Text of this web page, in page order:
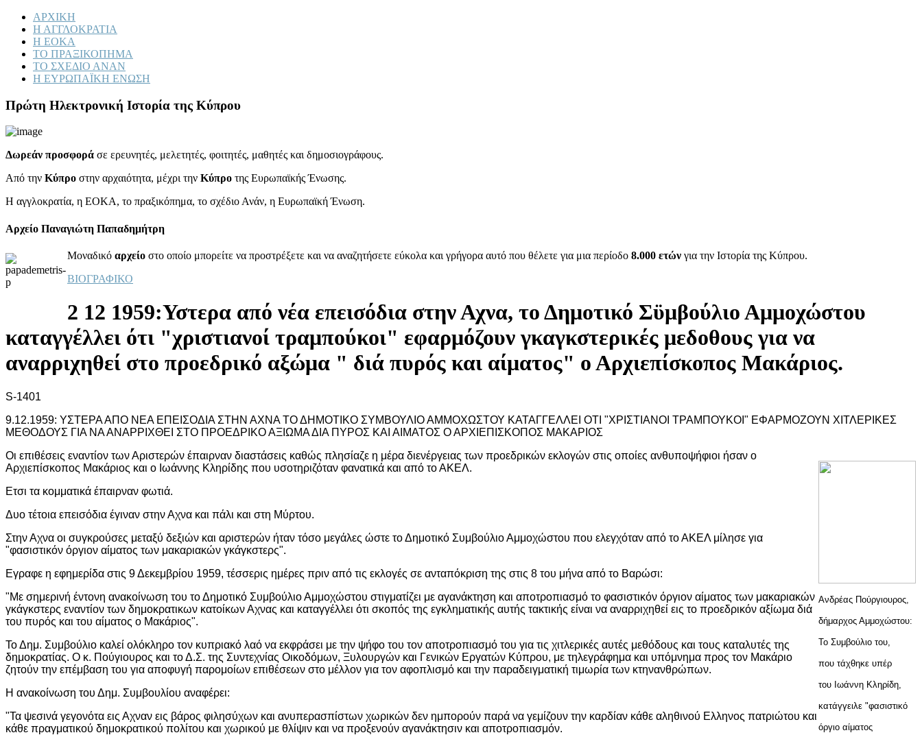
ΑΡΧΙΚΗ
Η ΑΓΓΛΟΚΡΑΤΙΑ
Η ΕΟΚΑ
ΤΟ ΠΡΑΞΙΚΟΠΗΜΑ
ΤΟ ΣΧΕΔΙΟ ΑΝΑΝ
Η ΕΥΡΩΠΑΪΚΗ ΕΝΩΣΗ
Πρώτη Ηλεκτρονική Ιστορία της Κύπρου
Δωρεάν προσφορά σε ερευνητές, μελετητές, φοιτητές, μαθητές και δημοσιογράφους.
Από την Κύπρο στην αρχαιότητα, μέχρι την Κύπρο της Ευρωπαϊκής Ένωσης.
Η αγγλοκρατία, η ΕΟΚΑ, το πραξικόπημα, το σχέδιο Ανάν, η Ευρωπαϊκή Ένωση.
Αρχείο Παναγιώτη Παπαδημήτρη
Μοναδικό αρχείο στο οποίο μπορείτε να προστρέξετε και να αναζητήσετε εύκολα και γρήγορα αυτό που θέλετε για μια περίοδο 8.000 ετών για την Ιστορία της Κύπρου.
ΒΙΟΓΡΑΦΙΚΟ
2 12 1959:Υστερα από νέα επεισόδια στην Αχνα, το Δημοτικό Σϋμβούλιο Αμμοχώστου
καταγγέλλει ότι "χριστιανοί τραμπούκοι" εφαρμόζουν γκαγκστερικές μεδοθους για να
αναρριχηθεί στο προεδρικό αξώμα " διά πυρός και αίματος" ο Αρχιεπίσκοπος Μακάριος.
S-1401
9.12.1959: ΥΣΤΕΡΑ ΑΠΟ ΝΕΑ ΕΠΕΙΣΟΔΙΑ ΣΤΗΝ ΑΧΝΑ ΤΟ ΔΗΜΟΤΙΚΟ ΣΥΜΒΟΥΛΙΟ ΑΜΜΟΧΩΣΤΟΥ ΚΑΤΑΓΓΕΛΛΕΙ ΟΤΙ "ΧΡΙΣΤΙΑΝΟΙ ΤΡΑΜΠΟΥΚΟΙ" ΕΦΑΡΜΟΖΟΥΝ ΧΙΤΛΕΡΙΚΕΣ
ΜΕΘΟΔΟΥΣ ΓΙΑ ΝΑ ΑΝΑΡΡΙΧΘΕΙ ΣΤΟ ΠΡΟΕΔΡΙΚΟ ΑΞΙΩΜΑ ΔΙΑ ΠΥΡΟΣ ΚΑΙ ΑΙΜΑΤΟΣ Ο ΑΡΧΙΕΠΙΣΚΟΠΟΣ ΜΑΚΑΡΙΟΣ
Ανδρέας Πούργιουρος,
δήμαρχος Αμμοχώστου:
Το Συμβούλιο του,
που τάχθηκε υπέρ
του Ιωάννη Κληρίδη,
κατάγγειλε "φασιστικό
όργιο αίματος
Οι επιθέσεις εναντίον των Αριστερών έπαιρναν διαστάσεις καθώς πλησίαζε η μέρα διενέργειας των προεδρικών εκλογών στις οποίες ανθυποψήφιοι ήσαν ο
Αρχιεπίσκοπος Μακάριος και ο Ιωάννης Κληρίδης που υσοτηριζόταν φανατικά και από το ΑΚΕΛ.
Ετσι τα κομματικά έπαιρναν φωτιά.
Δυο τέτοια επεισόδια έγιναν στην Αχνα και πάλι και στη Μύρτου.
Στην Αχνα οι συγκρούσες μεταξύ δεξιών και αριστερών ήταν τόσο μεγάλες ώστε το Δημοτικό Συμβούλιο Αμμοχώστου που ελεγχόταν από το ΑΚΕΛ μίλησε για
"φασιστικόν όργιον αίματος των μακαριακών γκάγκστερς".
Εγραφε η εφημερίδα στις 9 Δεκεμβρίου 1959, τέσσερις ημέρες πριν από τις εκλογές σε ανταπόκριση της στις 8 του μήνα από το Βαρώσι:
"Με σημερινή έντονη ανακοίνωση του το Δημοτικό Συμβούλιο Αμμοχώστου στιγματίζει με αγανάκτηση και αποτροπιασμό το φασιστικόν όργιον αίματος των μακαριακών
γκάγκστερς εναντίον των δημοκρατικων κατοίκων Αχνας και καταγγέλλει ότι σκοπός της εγκληματικής αυτής τακτικής είναι να αναρριχηθεί εις το προεδρικόν αξίωμα διά
του πυρός και του αίματος ο Μακάριος".
Το Δημ. Συμβούλιο καλεί ολόκληρο τον κυπριακό λαό να εκφράσει με την ψήφο του τον αποτροπιασμό του για τις χιτλερικές αυτές μεθόδους και τους καταλυτές της
δημοκρατίας. Ο κ. Πούγιουρος και το Δ.Σ. της Συντεχνίας Οικοδόμων, Ξυλουργών και Γενικών Εργατών Κύπρου, με τηλεγράφημα και υπόμνημα προς τον Μακάριο
ζητούν την επέμβαση του για αποφυγή παρομοίων επιθέσεων στο μέλλον για τον αφοπλισμό και την παραδειγματική τιμωρία των κτηνανθρώπων.
Η ανακοίνωση του Δημ. Συμβουλίου αναφέρει:
"Τα ψεσινά γεγονότα εις Αχναν εις βάρος φιλησύχων και ανυπερασπίστων χωρικών δεν ημπορούν παρά να γεμίζουν την καρδίαν κάθε αληθινού Ελληνος πατριώτου και
κάθε πραγματικού δημοκρατικού πολίτου και χωρικού με θλίψιν και να προξενούν αγανάκτησιν και αποτροπιασμόν.